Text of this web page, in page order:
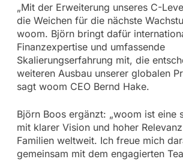
„Mit der Erweiterung unseres C-
die Weichen für die nächste
woom. Björn bringt dafür
Finanzexpertise und umfassende
Skalierungserfahrung mit, die
weiteren Ausbau unserer globalen
sagt woom CEO Bernd Hake.
Björn Boos ergänzt: „woom ist eine
mit klarer Vision und hoher
Familien weltweit. Ich freue mich
gemeinsam mit dem engagierten